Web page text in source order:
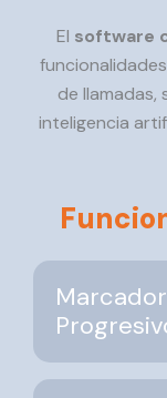
El software
de llamadas,
inteligencia